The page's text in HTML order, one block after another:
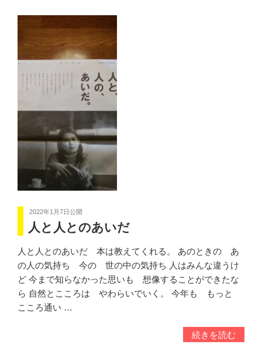
2022年1月7日公開
人と人とのあいだ
人と人とのあいだ 本は教えてくれる。 あのときの あ
の人の気持ち 今の 世の中の気持ち 人はみんな違うけ
ど 今まで知らなかった思いも 想像することができたな
ら 自然とこころは やわらいでいく。 今年も もっと
こころ通い …
続きを読む